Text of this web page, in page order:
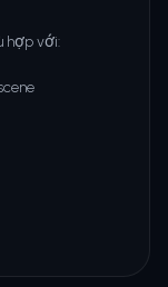
hợp với: